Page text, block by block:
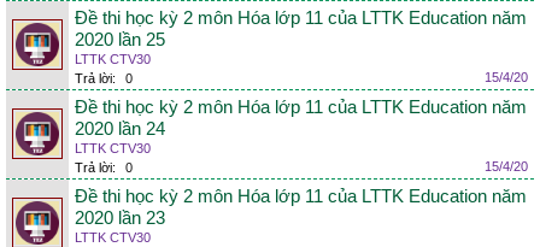
Đề thi học kỳ 2 môn Hóa lớp 11 của LTTK Education năm
2020 lần 25
LTTK CTV30
Trả lời:
0 15/4/20
Đề thi học kỳ 2 môn Hóa lớp 11 của LTTK Education năm
2020 lần 24
LTTK CTV30
Trả lời:
0 15/4/20
Đề thi học kỳ 2 môn Hóa lớp 11 của LTTK Education năm
2020 lần 23
LTTK CTV30